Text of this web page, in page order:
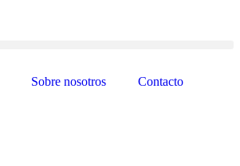
Sobre nosotros Contacto